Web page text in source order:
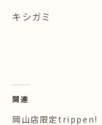
キシガミ
関連
岡山店限定trippen!